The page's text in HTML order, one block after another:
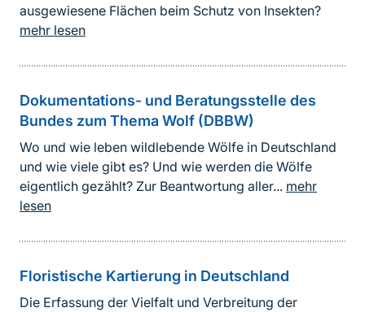
ausgewiesene Flächen beim Schutz von Insekten?
mehr lesen
Dokumentations- und Beratungsstelle des
Bundes zum Thema Wolf (DBBW)
Wo und wie leben wildlebende Wölfe in Deutschland
und wie viele gibt es? Und wie werden die Wölfe
eigentlich gezählt? Zur Beantwortung aller... mehr
lesen
Floristische Kartierung in Deutschland
Die Erfassung der Vielfalt und Verbreitung der